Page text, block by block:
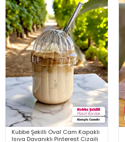
Kubbe Şekilli Oval Cam Kapaklı
Isıya Dayanıklı Pinterest Çizgili